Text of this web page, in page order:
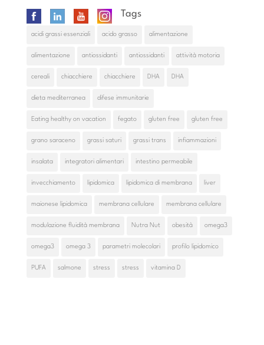
Tags
acidi grassi essenziali acido grasso alimentazione
alimentazione antiossidanti antiossidanti attività motoria
cereali chiacchiere chiacchiere DHA DHA
dieta mediterranea difese immunitarie
Eating healthy on vacation fegato gluten free gluten free
grano saraceno grassi saturi grassi trans infiammazioni
insalata integratori alimentari intestino permeabile
invecchiamento lipidomica lipidomica di membrana liver
maionese lipidomica membrana cellulare membrana cellulare
modulazione fluidità membrana Nutra Nut obesità omega3
omega3 omega 3 parametri molecolari profilo lipidomico
PUFA salmone stress stress vitamina D